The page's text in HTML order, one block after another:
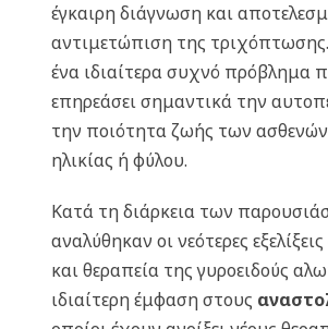
έγκαιρη διάγνωση και
αντιμετώπιση της τριχόπτωσης.
ένα ιδιαίτερα συχνό πρόβλημα
επηρεάσει σημαντικά την
την ποιότητα ζωής των
ηλικίας ή φύλου.
Κατά τη διάρκεια των
αναλύθηκαν οι νεότερες
και θεραπεία της γυροειδούς
ιδιαίτερη έμφαση στους